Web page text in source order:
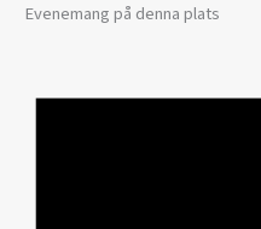
Evenemang på denna plats